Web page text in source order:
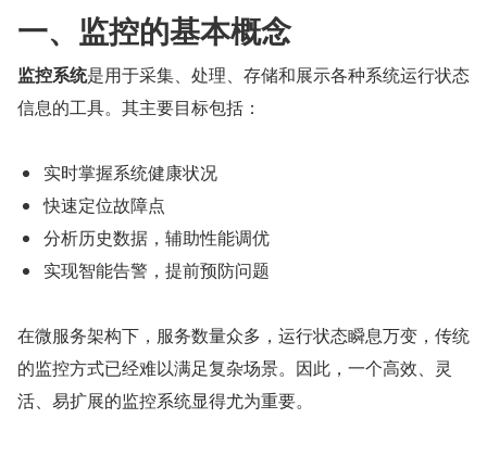
一、监控的基本概念
监控系统是用于采集、处理、存储和展示各种系统运行状态
信息的工具。其主要目标包括：
实时掌握系统健康状况
快速定位故障点
分析历史数据，辅助性能调优
实现智能告警，提前预防问题
在微服务架构下，服务数量众多，运行状态瞬息万变，传统
的监控方式已经难以满足复杂场景。因此，一个高效、灵
活、易扩展的监控系统显得尤为重要。